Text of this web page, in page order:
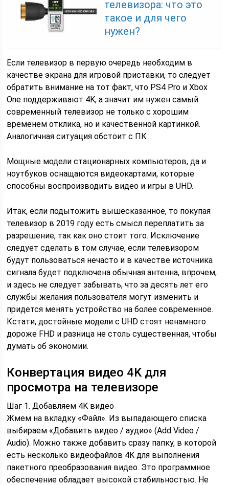
телевизора: что это
такое и для чего
нужен?
Если телевизор в первую очередь необходим в
качестве экрана для игровой приставки, то следует
обратить внимание на тот факт, что PS4 Pro и Xbox
One поддерживают 4K, а значит им нужен самый
современный телевизор не только с хорошим
временем отклика, но и качественной картинкой.
Аналогичная ситуация обстоит с ПК
Мощные модели стационарных компьютеров, да и
ноутбуков оснащаются видеокартами, которые
способны воспроизводить видео и игры в UHD.
Итак, если подытожить вышесказанное, то покупая
телевизор в 2019 году есть смысл переплатить за
разрешение, так как оно стоит того. Исключение
следует сделать в том случае, если телевизором
будут пользоваться нечасто и в качестве источника
сигнала будет подключена обычная антенна, впрочем,
и здесь не следует забывать, что за десять лет его
службы желания пользователя могут изменить и
придется менять устройство на более современное.
Кстати, достойные модели с UHD стоят ненамного
дороже FHD и разница не столь существенная, чтобы
думать об экономии.
Конвертация видео 4K для
просмотра на телевизоре
Шаг 1. Добавляем 4K видео
Жмем на вкладку «Файл». Из выпадающего списка
выбираем «Добавить видео / аудио» (Add Video /
Audio). Можно также добавить сразу папку, в которой
есть несколько видеофайлов 4K для выполнения
пакетного преобразования видео. Это программное
обеспечение обладает высокой стабильностью. Не